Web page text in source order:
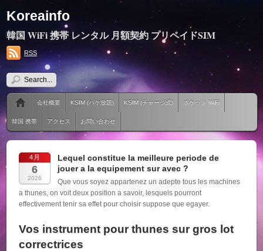
Koreainfo
韓国 WiFi 携帯 レンタル 月額契約 プリペイドSIM
RSS
会社概要 KSIM (パケ放題) KSIM (チャージ式) ポケット WiFi
韓国 携帯 アクセス お問い合わせ
4月
6
2026
Lequel constitue la meilleure periode de
jouer a la equipement sur avec ?
Que vous soyez appartenez un adepte tous les machines
a thunes, on voit deux position a savoir, lesquels pourront
effectivement tenir sa effet pour choisir suppose que egayer.
Vos instrument pour thunes sur gros lot
correctrices